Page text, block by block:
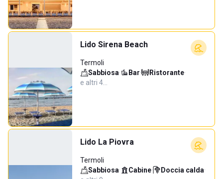
Lido Sirena Beach
Termoli
Sabbiosa· Bar· Ristorante·
e altri 4…
Lido La Piovra
Termoli
Sabbiosa· Cabine· Doccia calda·